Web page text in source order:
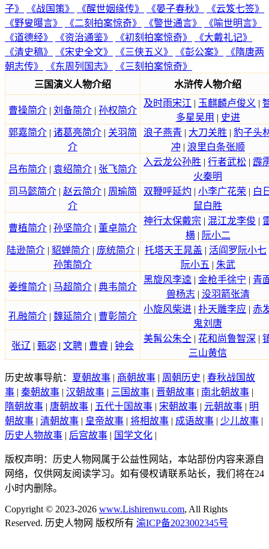
子》
《战国策》 《醒世姻缘传》 《晏子春秋》
《云笈七签》
《野叟曝言》
《二刻拍案惊奇》 《警世通言》
《喻世明言》
《道德经》
《资治通鉴》 《初刻拍案惊奇》
《大戴礼记》
《清史稿》
《宋史全文》 《三侠五义》 《彭公案》
《隋唐两
朝志传》
《东周列国志》
《三刻拍案惊奇》
三国演义人物介绍
水浒传人物介绍
曹操简介 | 刘备简介 | 孙权简介
及时雨宋江 | 玉麒麟卢俊义 |
多星吴用 | 史进
郭嘉简介 | 诸葛亮简介 | 关羽简
介
浪子燕青 | 大刀关胜 | 豹子头
冲 | 浪里白条张顺
吕布简介 | 袁绍简介 | 张飞简介
入云龙公孙胜 | 行者武松 | 霹
火秦明
司马懿简介 | 赵云简介 | 周瑜简
介
双鞭呼延灼 | 小李广花荣 | 白
鼠白胜
曹植简介 | 孙坚简介 | 董卓简介
神行太保戴宗 | 混江龙李俊 |
横| 阮小二
陆逊简介| 貂蝉简介| 庞统简介|
孙策简介
托塔天王晁盖 | 活阎罗阮小七
阮小五 | 朱武
姜维简介 | 马超简介 | 典韦简介
黑旋风李逵 | 金枪手徐宁 | 青
兽杨志| 没羽箭张清
孔融简介 | 魏延简介 | 曹彰简介
小旋风柴进 | 扑天雕李应 | 赤
鬼刘唐
张辽 | 甄宓 | 文聘 | 曹睿 | 钟会
美髯公朱仝 | 花和尚鲁智深 |
三山黄信
历史故事导航： 夏朝故事 | 商朝故事 | 周朝历史 | 春秋战国故
事 | 秦朝故事 | 汉朝故事 | 三国故事 | 晋朝故事 | 南北朝故事 |
隋朝故事 | 唐朝故事 | 五代十国故事 | 宋朝故事 | 元朝故事 | 明
朝故事 | 清朝故事 | 皇帝故事 | 将相故事 | 成语故事 | 少儿故事 |
历史人物故事 | 后宫故事 | 国学文化 |
版权声明：历史人物网属于公益性网站，本站部份内容来源自
网络，仅供网友阅读学习。如有侵权请联系站长，我们将在24
小时内删除。
Copyright © 2023-2026 www.Lishirenwu.com, All Rights
Reserved. 历史人物网 版权所有 渝ICP备2023002345号